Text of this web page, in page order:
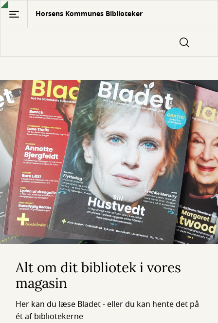
Gå
hovedindhold
Horsens Kommunes Biblioteker
Vi
tilbyder
Alt om dit bibliotek i vores
magasin
Her kan du læse Bladet - eller du kan hente det på
ét af bibliotekerne